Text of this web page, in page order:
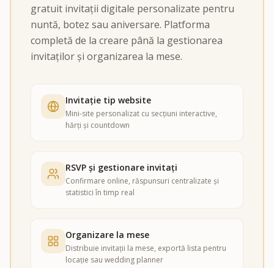
gratuit invitații digitale personalizate pentru
nuntă, botez sau aniversare. Platforma
completă de la creare până la gestionarea
invitaților și organizarea la mese.
Invitație tip website
Mini-site personalizat cu secțiuni interactive,
hărți și countdown
RSVP și gestionare invitați
Confirmare online, răspunsuri centralizate și
statistici în timp real
Organizare la mese
Distribuie invitații la mese, exportă lista pentru
locație sau wedding planner